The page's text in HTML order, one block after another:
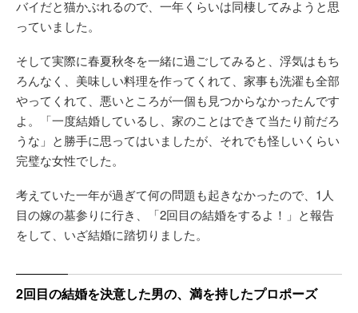
バイだと猫かぶれるので、一年くらいは同棲してみようと思
っていました。
そして実際に春夏秋冬を一緒に過ごしてみると、浮気はもち
ろんなく、美味しい料理を作ってくれて、家事も洗濯も全部
やってくれて、悪いところが一個も見つからなかったんです
よ。「一度結婚しているし、家のことはできて当たり前だろ
うな」と勝手に思ってはいましたが、それでも怪しいくらい
完璧な女性でした。
考えていた一年が過ぎて何の問題も起きなかったので、1人
目の嫁の墓参りに行き、「2回目の結婚をするよ！」と報告
をして、いざ結婚に踏切りました。
2回目の結婚を決意した男の、満を持したプロポーズ